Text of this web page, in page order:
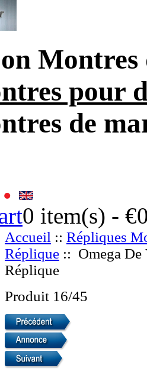
Montres
pour
de
0 item(s) -
Accueil :: Répliques
Réplique :: Omega De
Réplique
Produit 16/45